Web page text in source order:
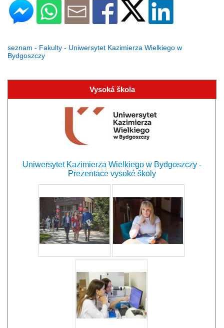
seznam - Fakulty - Uniwersytet Kazimierza Wielkiego w
Bydgoszczy
Vysoká škola
Uniwersytet Kazimierza Wielkiego w Bydgoszczy -
Prezentace vysoké školy